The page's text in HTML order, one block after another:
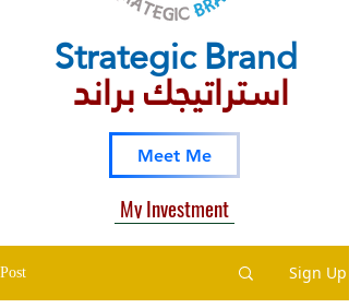
Strategic​ Brand
استراتيجك براند
Meet Me
My Investment
Post Sign Up